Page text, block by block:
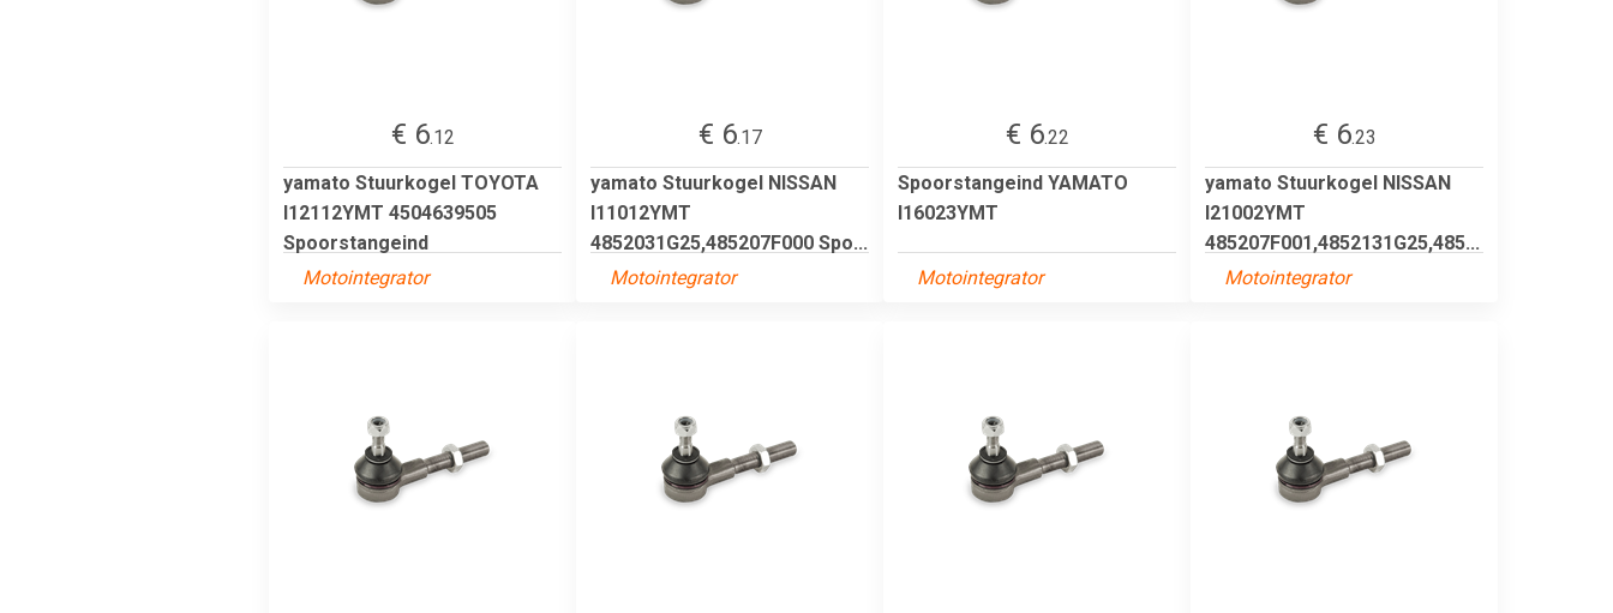
€ 6.12
yamato Stuurkogel TOYOTA
I12112YMT 4504639505
Spoorstangeind
Motointegrator
€ 6.17
yamato Stuurkogel NISSAN
I11012YMT
4852031G25,485207F000 Spo...
Motointegrator
€ 6.22
Spoorstangeind YAMATO
I16023YMT
Motointegrator
€ 6.23
yamato Stuurkogel NISSAN
I21002YMT
485207F001,4852131G25,485...
Motointegrator